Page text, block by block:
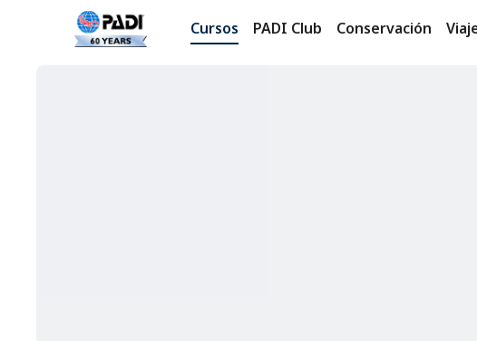
Cursos PADI Club Conservación